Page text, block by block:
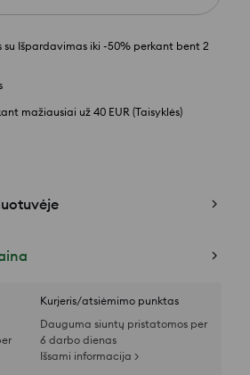
Išpardavimas iki -50% perkant bent 2
mažiausiai už 40 EUR (Taisyklės)
Kurjeris/atsiėmimo punktas
Dauguma siuntų pristatomos per
6 darbo dienas
Išsami informacija >